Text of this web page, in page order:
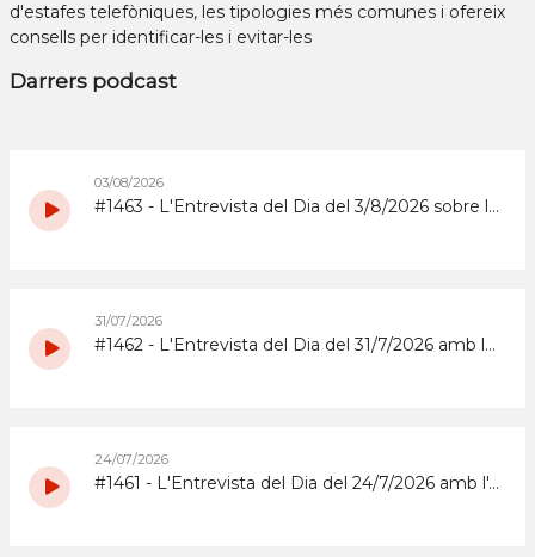
d'estafes telefòniques, les tipologies més comunes i ofereix
consells per identificar-les i evitar-les
Darrers podcast
03/08/2026
#1463 - L'Entrevista del Dia del 3/8/2026 sobre la Copa d'Espanya de Superenduro a Abrera
31/07/2026
#1462 - L'Entrevista del Dia del 31/7/2026 amb la coordinadora i els participants del grup de grans del Casal d'Estiu Municipal de 2026
24/07/2026
#1461 - L'Entrevista del Dia del 24/7/2026 amb l'Abrera Gimnàstic Club